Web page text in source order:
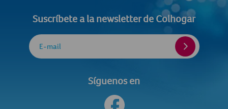
Suscríbete a la newsletter de Colhogar
E-mail
Síguenos en